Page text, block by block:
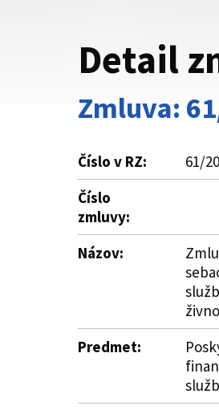
Detail
Zmluva:
Číslo v RZ:
61/
Číslo
zmluvy:
Názov:
Predmet: